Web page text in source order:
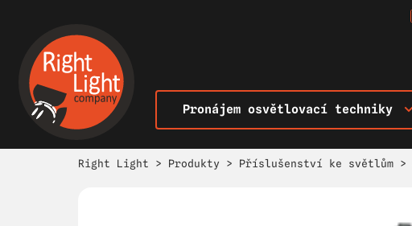
Pronájem osvětlovací techniky
Right Light > Produkty > Příslušenství ke světlům >